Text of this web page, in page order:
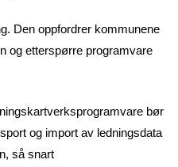
Den oppfordrer kommunene
og etterspørre programvare
bør
og import av ledningsdata
så snart